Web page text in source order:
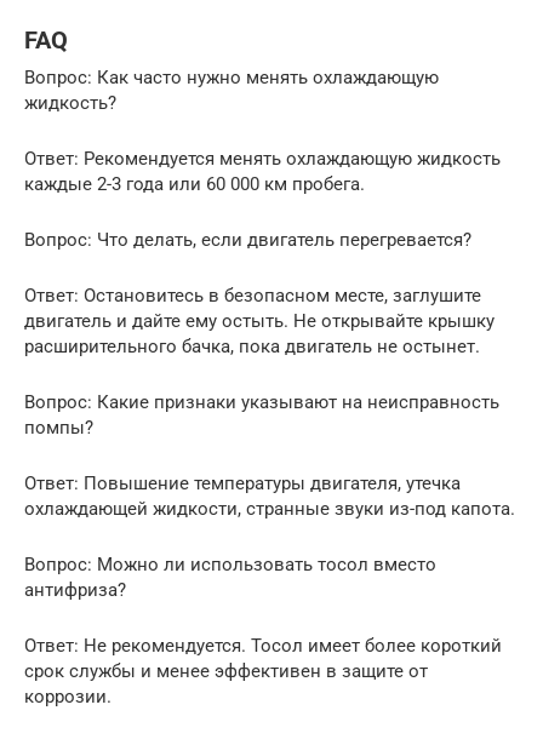
FAQ
Вопрос: Как часто нужно менять охлаждающую
жидкость?
Ответ: Рекомендуется менять охлаждающую жидкость
каждые 2-3 года или 60 000 км пробега.
Вопрос: Что делать, если двигатель перегревается?
Ответ: Остановитесь в безопасном месте, заглушите
двигатель и дайте ему остыть. Не открывайте крышку
расширительного бачка, пока двигатель не остынет.
Вопрос: Какие признаки указывают на неисправность
помпы?
Ответ: Повышение температуры двигателя, утечка
охлаждающей жидкости, странные звуки из-под капота.
Вопрос: Можно ли использовать тосол вместо
антифриза?
Ответ: Не рекомендуется. Тосол имеет более короткий
срок службы и менее эффективен в защите от
коррозии.